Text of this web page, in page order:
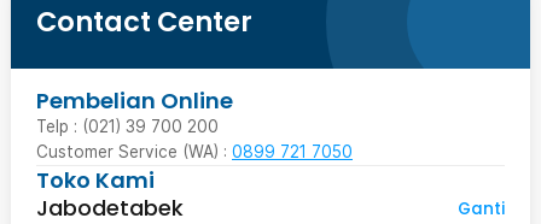
Contact Center
Pembelian Online
Telp : (021) 39 700 200
Customer Service (WA) : 0899 721 7050
Toko Kami
Jabodetabek
Ganti